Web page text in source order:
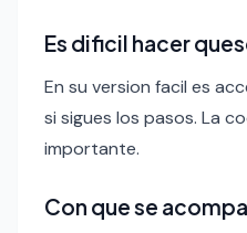
Es dificil hacer
En su version facil es
si sigues los pasos. La
importante.
Con que se